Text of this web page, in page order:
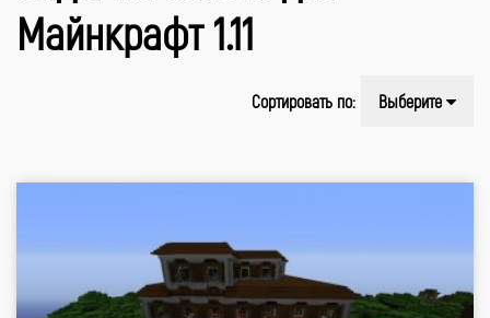
Майнкрафт 1.11
Сортировать по: Выберите